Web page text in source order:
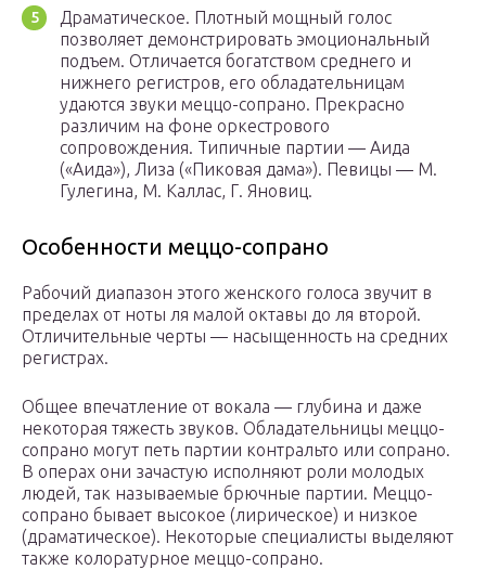
Драматическое. Плотный мощный голос
позволяет демонстрировать эмоциональный
подъем. Отличается богатством среднего и
нижнего регистров, его обладательницам
удаются звуки меццо-сопрано. Прекрасно
различим на фоне оркестрового
сопровождения. Типичные партии — Аида
(«Аида»), Лиза («Пиковая дама»). Певицы — М.
Гулегина, М. Каллас, Г. Яновиц.
Особенности меццо-сопрано
Рабочий диапазон этого женского голоса звучит в
пределах от ноты ля малой октавы до ля второй.
Отличительные черты — насыщенность на средних
регистрах.
Общее впечатление от вокала — глубина и даже
некоторая тяжесть звуков. Обладательницы меццо-
сопрано могут петь партии контральто или сопрано.
В операх они зачастую исполняют роли молодых
людей, так называемые брючные партии. Меццо-
сопрано бывает высокое (лирическое) и низкое
(драматическое). Некоторые специалисты выделяют
также колоратурное меццо-сопрано.